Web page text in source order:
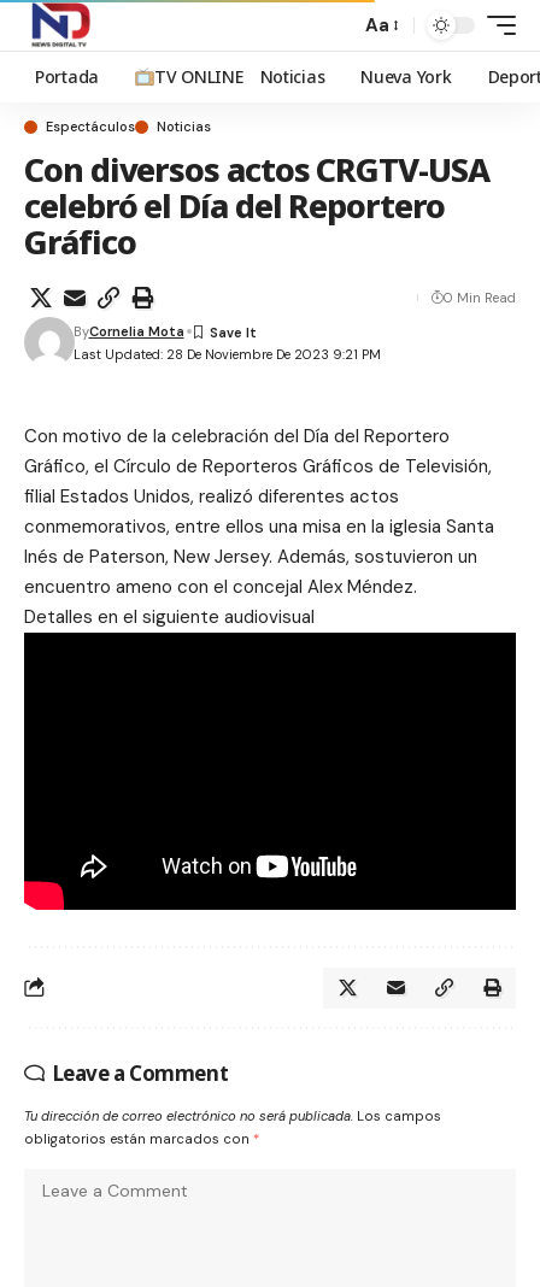
Aa
Portada TV ONLINE Noticias Nueva York
Espectáculos Noticias
Con diversos actos CRGTV-USA
celebró el Día del Reportero
Gráfico
Last Updated: 28 De Noviembre De 2023 9:21 PM
ByCornelia Mota
0 Min Read
Con motivo de la celebración del Día del Reportero
Gráfico, el Círculo de Reporteros Gráficos de Televisión,
filial Estados Unidos, realizó diferentes actos
conmemorativos, entre ellos una misa en la iglesia Santa
Inés de Paterson, New Jersey. Además, sostuvieron un
encuentro ameno con el concejal Alex Méndez.
Detalles en el siguiente audiovisual
Leave a Comment
Tu dirección de correo electrónico no será publicada. Los campos
obligatorios están marcados con *